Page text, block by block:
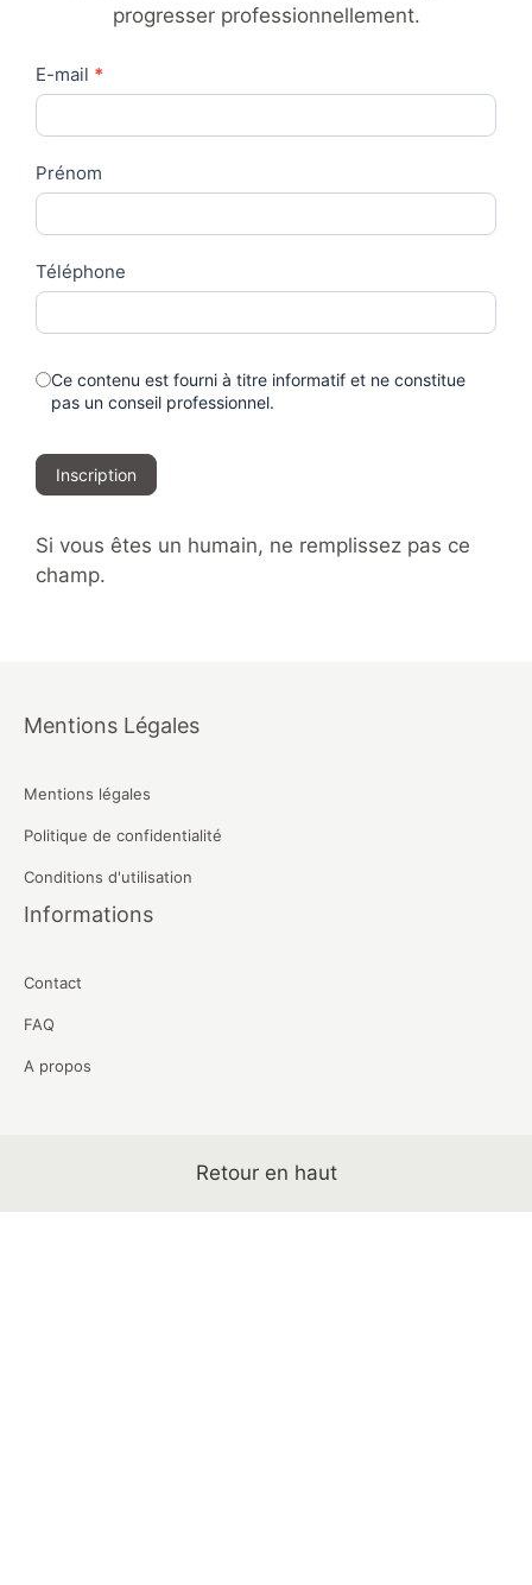
progresser professionnellement.
Contact
Us
E-mail *
Prénom
Téléphone
Ce contenu est fourni à titre informatif et ne constitue
pas un conseil professionnel.
Inscription
Si vous êtes un humain, ne remplissez pas ce
champ.
Mentions Légales
Mentions légales
Politique de confidentialité
Conditions d'utilisation
Informations
Contact
FAQ
A propos
Retour en haut